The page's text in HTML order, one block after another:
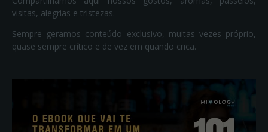
visitas, alegrias e tristezas.
Sempre geramos conteúdo exclusivo, muitas vezes próprio,
quase sempre crítico e de vez em quando crica.